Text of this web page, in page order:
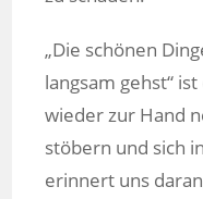
„Die schönen
langsam gehst“
wieder zur Hand
stöbern und sich
erinnert uns